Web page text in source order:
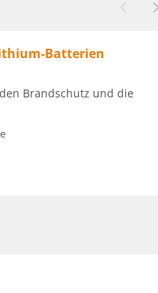
Batterien
Brandschutz und die